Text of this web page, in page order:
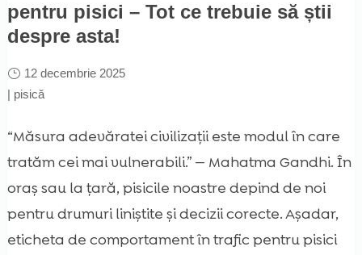
pentru pisici – Tot ce trebuie să știi
despre asta!
12 decembrie 2025
| pisică
“Măsura adevăratei civilizații este modul în care
tratăm cei mai vulnerabili.” — Mahatma Gandhi. În
oraș sau la țară, pisicile noastre depind de noi
pentru drumuri liniștite și decizii corecte. Așadar,
eticheta de comportament în trafic pentru pisici